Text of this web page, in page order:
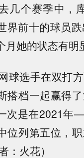
几个赛季中，
界前十的球员
月她的状态有明
球选手在双打
搭档一起赢得
次是在2021年
位列第五位，
：火花）